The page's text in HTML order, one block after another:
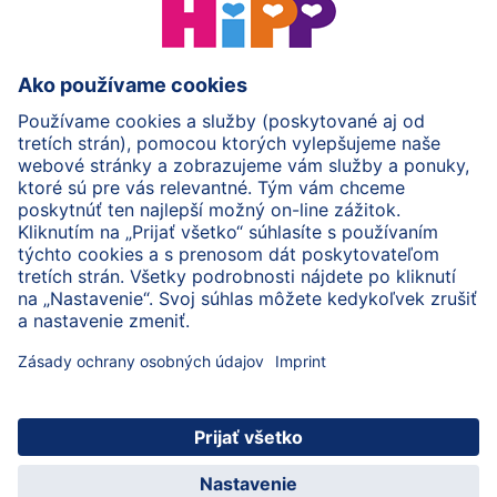
HiPP Mlieka
HiPP Príkrmy
HiPP Tehotenstvo
Ochrana osobných údajov
Cookies a pravidlá používania webovej stránky
Imprint
O spoločnosti HiPP Kontakt
© 2026 HiPP